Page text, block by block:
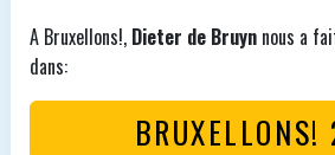
A Bruxellons!, Dieter de Bruynnous a
dans:
BRUXELLONS!